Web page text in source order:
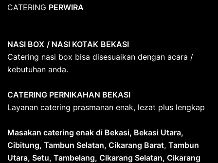
CATERING PERWIRA
NASI BOX / NASI KOTAK BEKASI
Catering nasi box bisa disesuaikan dengan acara /
kebutuhan anda.
CATERING PERNIKAHAN BEKASI
Layanan catering prasmanan enak, lezat plus lengkap
Masakan catering enak di Bekasi, Bekasi Utara,
Cibitung, Tambun Selatan, Cikarang Barat, Tambun
Utara, Setu, Tambelang, Cikarang Selatan, Cikarang